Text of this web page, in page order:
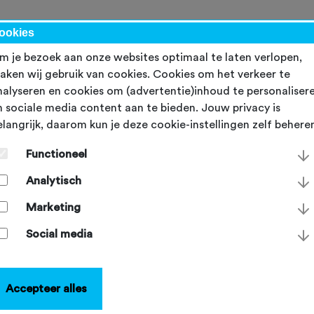
weer fietsen over
Afsluitdijk
14 januari 2026
je bezoek aan onze websites optimaal te laten verlopen,
wij gebruik van cookies. Cookies om het verkeer te
en cookies om (advertentie)inhoud te
sociale media content aan te bieden. Jouw privacy is
daarom kun je deze cookie-instellingen zelf
Functioneel
Analytisch
Marketing
Social media
Accepteer alles